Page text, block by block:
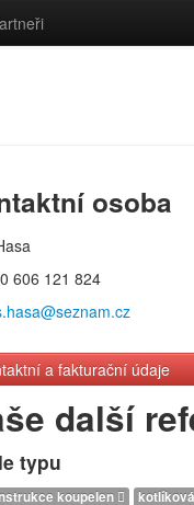
osoba
606 121 824
a fakturační údaje
další
typu
koupelen